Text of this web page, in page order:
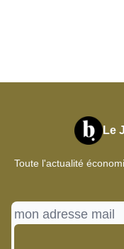
Le
Toute l'actualité